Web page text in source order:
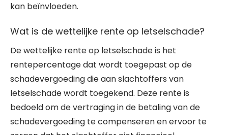
kan beïnvloeden.
Wat is de wettelijke rente op letselschade?
De wettelijke rente op letselschade is het
rentepercentage dat wordt toegepast op de
schadevergoeding die aan slachtoffers van
letselschade wordt toegekend. Deze rente is
bedoeld om de vertraging in de betaling van de
schadevergoeding te compenseren en ervoor te